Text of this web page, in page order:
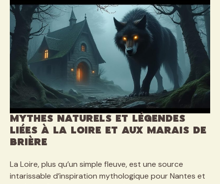
Mythes naturels et légendes
liées à la Loire et aux marais de
Brière
La Loire, plus qu’un simple fleuve, est une source
intarissable d’inspiration mythologique pour Nantes et